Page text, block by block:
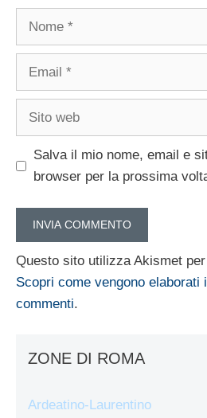
Nome
Email
Sito
Salva il mio nome, email e
browser per la prossima
Questo sito utilizza Akismet
Scopri come vengono elaborati
commenti.
ZONE DI ROMA
Ardeatino-Laurentino